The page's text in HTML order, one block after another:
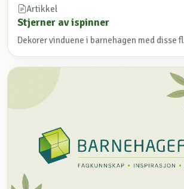
Artikkel
Stjerner av ispinner
Dekorer vinduene i barnehagen med disse